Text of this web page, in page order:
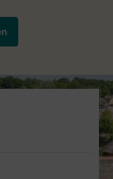
from our guests